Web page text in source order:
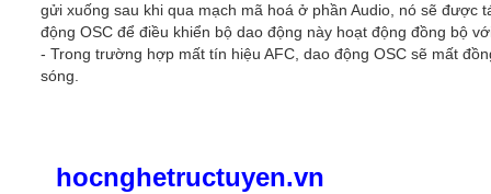
gửi xuống sau khi qua mạch mã hoá ở phần Audio, nó sẽ được
động OSC để điều khiển bộ dao động này hoạt động đồng bộ
- Trong trường hợp mất tín hiệu AFC, dao động OSC sẽ mất
sóng.
hocnghetructuyen.vn